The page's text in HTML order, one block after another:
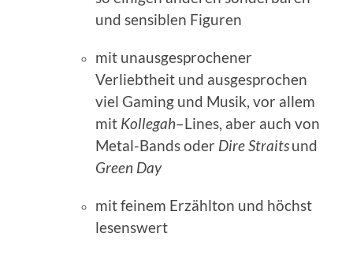
und sensiblen Figuren
mit unausgesprochener
Verliebtheit und ausgesprochen
viel Gaming und Musik, vor allem
mit Kollegah–Lines, aber auchvon
Metal-Bandsoder Dire Straitsund
Green Day
mit feinem Erzählton und höchst
lesenswert